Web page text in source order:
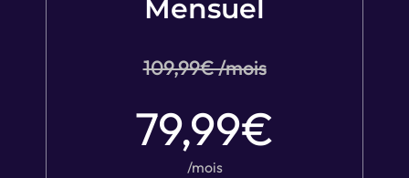
Mensuel
109,99€ /mois
79,99€
/mois